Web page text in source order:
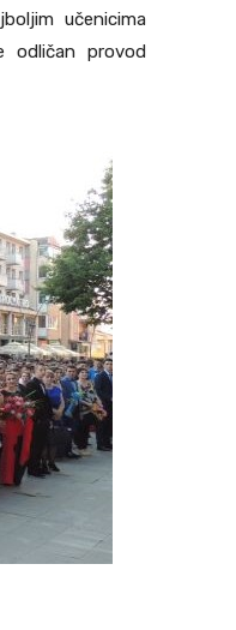
učenicima
odličan provod